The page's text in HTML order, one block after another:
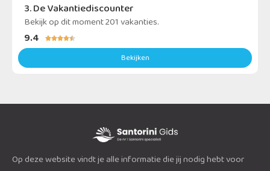
3. De Vakantiediscounter
Bekijk op dit moment 201 vakanties.
9.4 
Bekijken
Op deze website vindt je alle informatie die jij nodig hebt voor